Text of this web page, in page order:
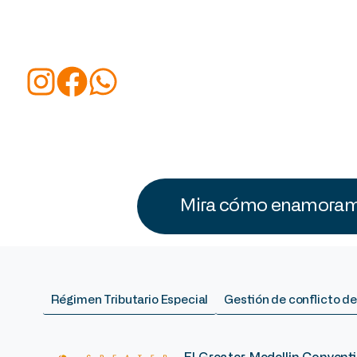
Mira cómo
Régimen Tributario Especial Gestión de conflicto